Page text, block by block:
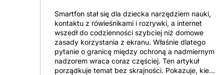
Smartfon stał się dla dziecka narzędziem nauki,
kontaktu z rówieśnikami i rozrywki, a internet
wszedł do codzienności szybciej niż domowe
zasady korzystania z ekranu. Właśnie dlatego
pytanie o granicę między ochroną a nadmiernym
nadzorem wraca coraz częściej. Ten artykuł
porządkuje temat bez skrajności. Pokazuje, kiedy